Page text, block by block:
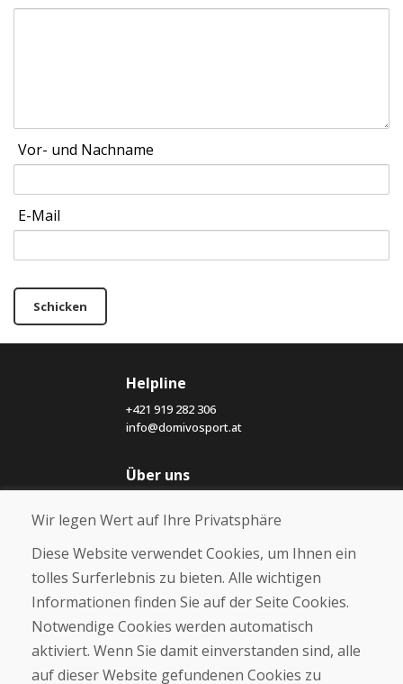
Vor- und Nachname
E-Mail
Schicken
Helpline
+421 919 282 306
info@domivosport.at
Über uns
Über uns
Kontakt
Kaufen
E-Shop
Geschäftsbedingungen
Wir legen Wert auf Ihre Privatsphäre
Diese Website verwendet Cookies, um Ihnen ein
tolles Surferlebnis zu bieten. Alle wichtigen
Informationen finden Sie auf der Seite Cookies.
Notwendige Cookies werden automatisch
aktiviert. Wenn Sie damit einverstanden sind, alle
auf dieser Website gefundenen Cookies zu